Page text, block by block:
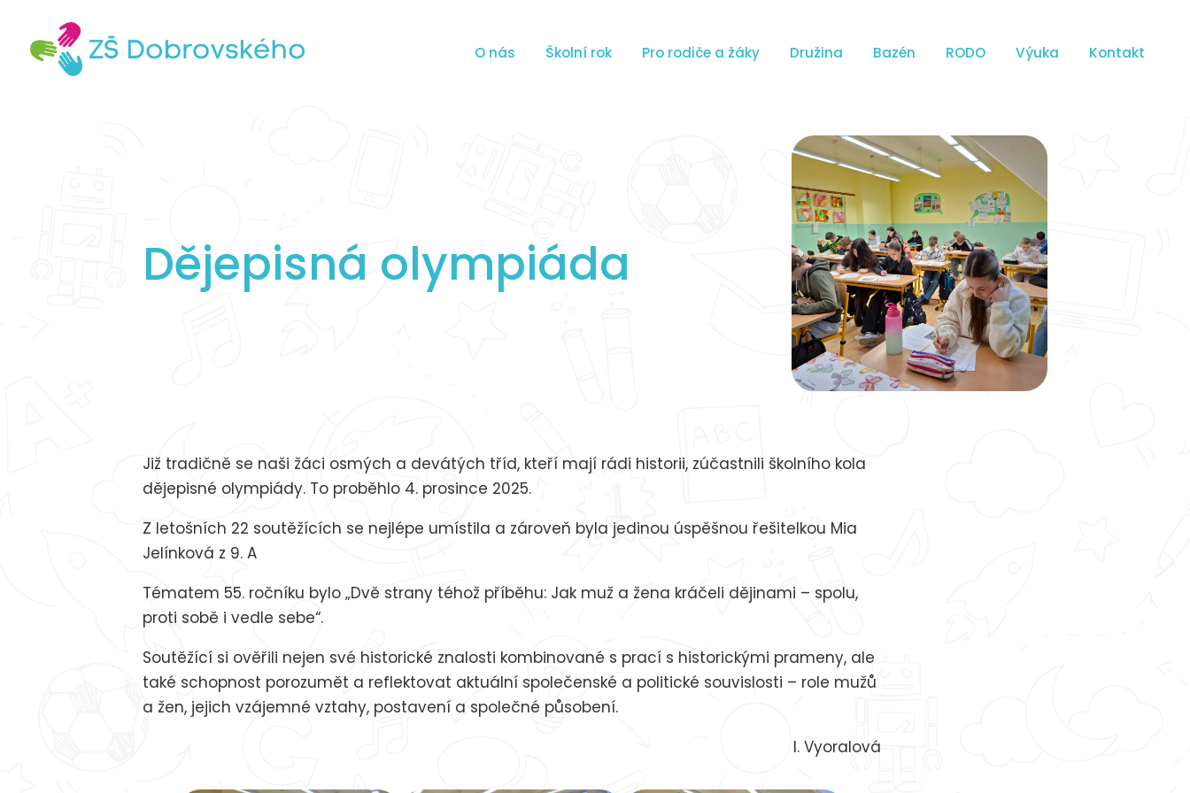
O nás Školní rok Pro rodiče a žáky Družina Bazén RODO Výuka Kontakt
Dějepisná olympiáda
Již tradičně se naši žáci osmých a devátých tříd, kteří mají rádi historii, zúčastnili školního kola
dějepisné olympiády. To proběhlo 4. prosince 2025.
Z letošních 22 soutěžících se nejlépe umístila a zároveň byla jedinou úspěšnou řešitelkou Mia
Jelínková z 9. A
Tématem 55. ročníku bylo „Dvě strany téhož příběhu: Jak muž a žena kráčeli dějinami – spolu,
proti sobě i vedle sebe“.
Soutěžící si ověřili nejen své historické znalosti kombinované s prací s historickými prameny, ale
také schopnost porozumět a reflektovat aktuální společenské a politické souvislosti – role mužů
a žen, jejich vzájemné vztahy, postavení a společné působení.
I. Vyoralová